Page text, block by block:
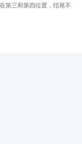
第三和第四位置，结尾不